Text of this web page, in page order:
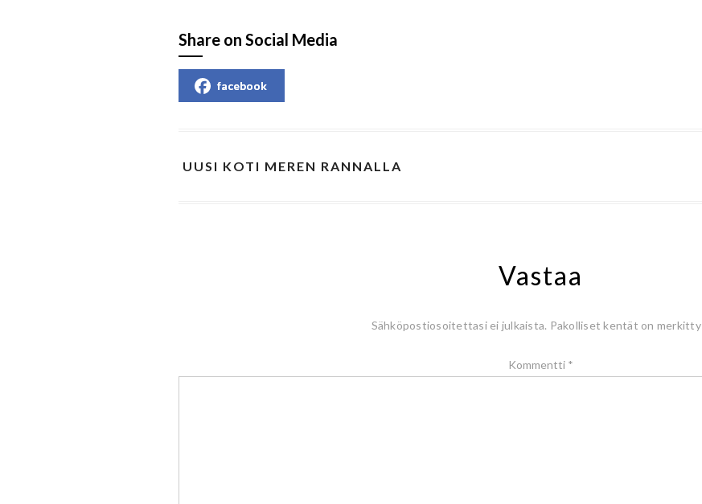
Share on Social Media
facebook
UUSI KOTI MEREN RANNALLA
Vastaa
Sähköpostiosoitettasi ei julkaista. Pakolliset kentät on merkitty
Kommentti *